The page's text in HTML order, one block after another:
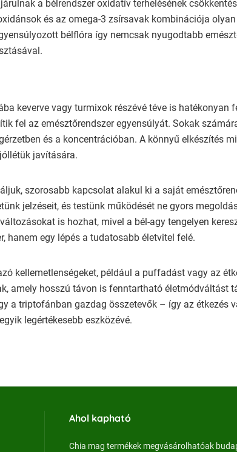
a bélrendszer oxidatív terhelésének
és az omega-3 zsírsavak kombinációja
bélflóra így nemcsak nyugodtabb
keverve vagy turmixok részévé téve is hatékonyan
fel az emésztőrendszer egyensúlyát. Sokak
és a koncentrációban. A könnyű elkészítés
javítására.
szorosabb kapcsolat alakul ki a saját
jelzéseit, és testünk működését ne gyors
is hozhat, mivel a bél-agy tengelyen
hanem egy lépés a tudatosabb életvitel felé.
kellemetlenségeket, például a puffadást vagy az
amely hosszú távon is fenntartható életmódváltást
a triptofánban gazdag összetevők – így az étkezés
legértékesebb eszközévé.
Ahol kapható
Chia mag termékek megvásárolhatóak